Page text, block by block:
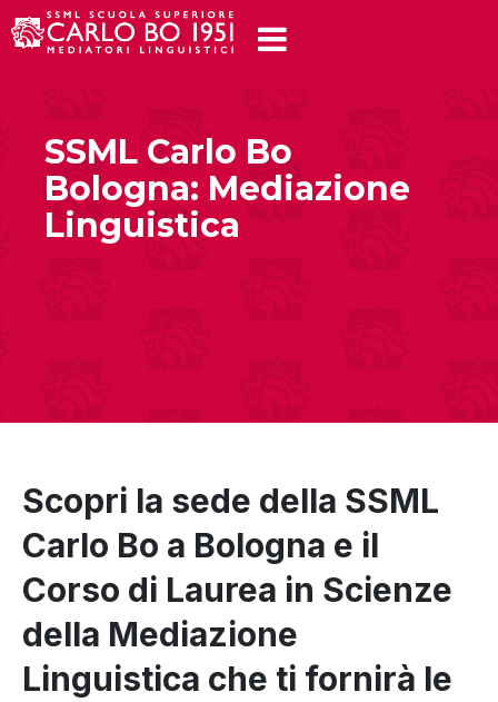
SSML Carlo Bo
Bologna: Mediazione
Linguistica
Scopri la sede della SSML
Carlo Bo a Bologna e il
Corso di Laurea in Scienze
della Mediazione
Linguistica che ti fornirà le